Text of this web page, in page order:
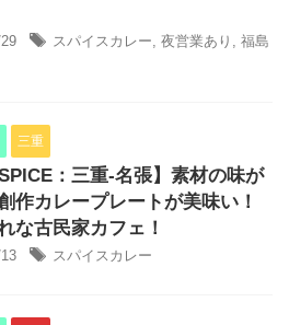
スパイスカレー, 夜営業あり , 福島
三重
SPICE：三重-名張】素材の味が
作カレープレートが美味い！
な古民家カフェ！
スパイスカレー